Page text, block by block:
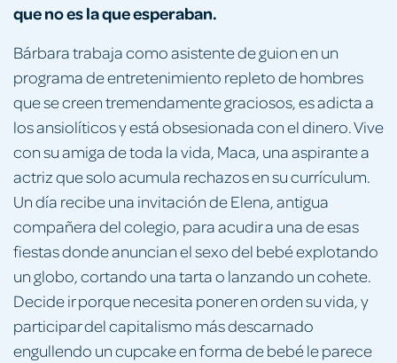
que no es la que esperaban.
Bárbara trabaja como asistente de guion en un
programa de entretenimiento repleto de hombres
que se creen tremendamente graciosos, es adicta a
los ansiolíticos y está obsesionada con el dinero. Vive
con su amiga de toda la vida, Maca, una aspirante a
actriz que solo acumula rechazos en su currículum.
Un día recibe una invitación de Elena, antigua
compañera del colegio, para acudir a una de esas
fiestas donde anuncian el sexo del bebé explotando
un globo, cortando una tarta o lanzando un cohete.
Decide ir porque necesita poner en orden su vida, y
participar del capitalismo más descarnado
engullendo un cupcake en forma de bebé le parece